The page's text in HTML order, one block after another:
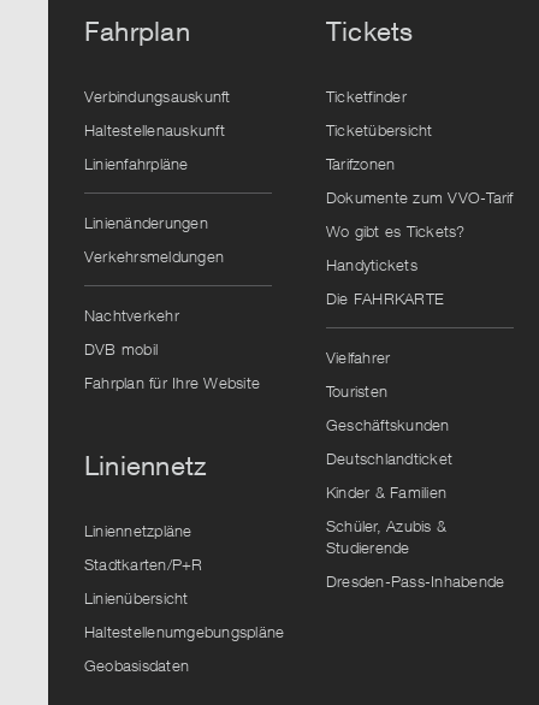
Fahrplan
Verbindungsauskunft
Haltestellenauskunft
Linienfahrpläne
Linienänderungen
Verkehrsmeldungen
Nachtverkehr
DVB mobil
Fahrplan für Ihre Website
Liniennetz
Liniennetzpläne
Stadtkarten/P+R
Linienübersicht
Haltestellenumgebungspläne
Geobasisdaten
Tickets
Ticketfinder
Ticketübersicht
Tarifzonen
Dokumente zum VVO-Tarif
Wo gibt es Tickets?
Handytickets
Die FAHRKARTE
Vielfahrer
Touristen
Geschäftskunden
Deutschlandticket
Kinder & Familien
Schüler, Azubis &
Studierende
Dresden-Pass-Inhabende